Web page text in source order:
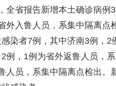
全省报告新增本土确诊病
外入鲁人员，系集中隔离点
染者7例，其中济南3例，
例，1例为省外返鲁人员，
人员，系集中隔离点检出。